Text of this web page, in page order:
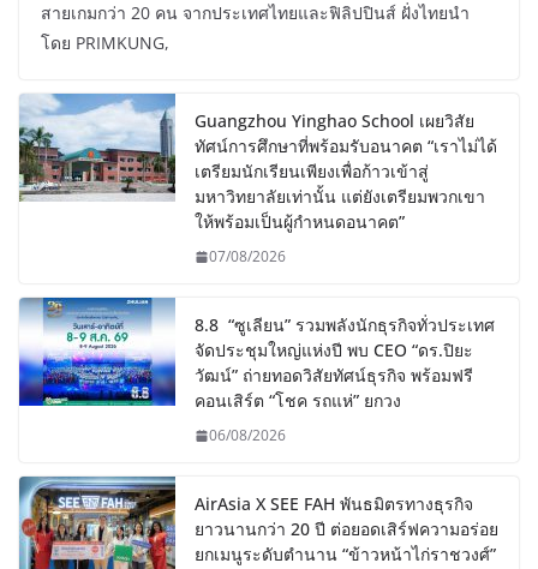
สายเกมกว่า 20 คน จากประเทศไทยและฟิลิปปินส์ ฝั่งไทยนำ
โดย PRIMKUNG,
Guangzhou Yinghao School เผยวิสัย
ทัศน์การศึกษาที่พร้อมรับอนาคต “เราไม่ได้
เตรียมนักเรียนเพียงเพื่อก้าวเข้าสู่
มหาวิทยาลัยเท่านั้น แต่ยังเตรียมพวกเขา
ให้พร้อมเป็นผู้กำหนดอนาคต”
07/08/2026
8.8 “ซูเลียน” รวมพลังนักธุรกิจทั่วประเทศ
จัดประชุมใหญ่แห่งปี พบ CEO “ดร.ปิยะ
วัฒน์” ถ่ายทอดวิสัยทัศน์ธุรกิจ พร้อมฟรี
คอนเสิร์ต “โชค รถแห่” ยกวง
06/08/2026
AirAsia X SEE FAH พันธมิตรทางธุรกิจ
ยาวนานกว่า 20 ปี ต่อยอดเสิร์ฟความอร่อย
ยกเมนูระดับตำนาน “ข้าวหน้าไก่ราชวงศ์”